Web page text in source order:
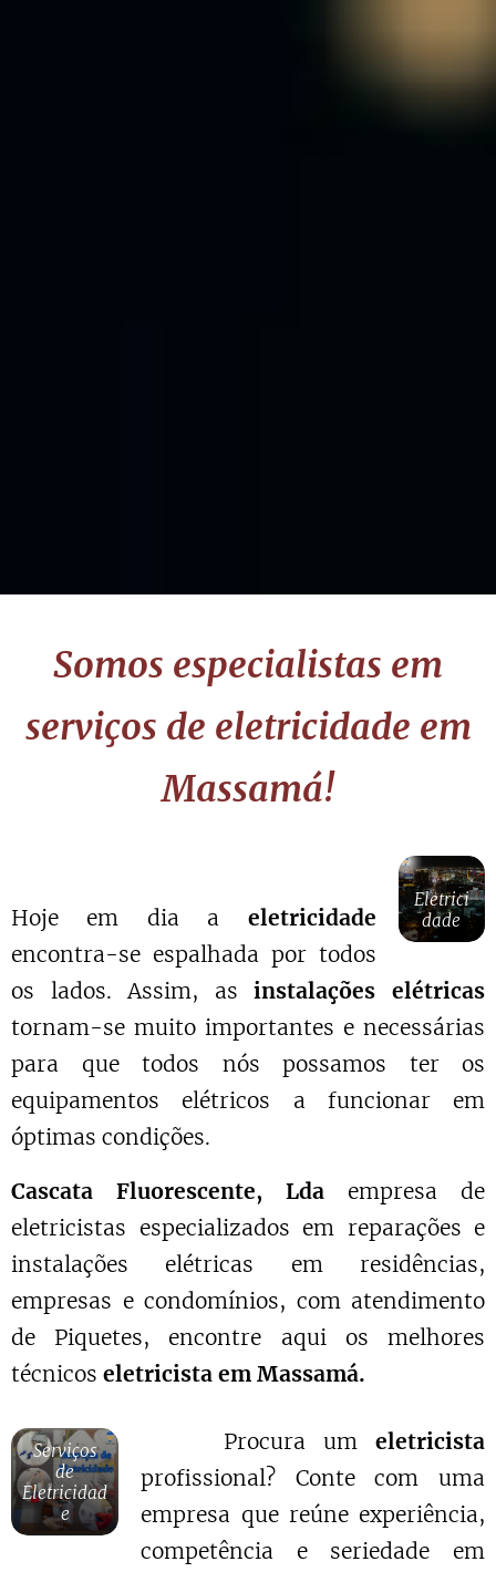
Somos especialistas em
serviços de eletricidade em
Massamá!
Eletrici
dade
Hoje em dia a eletricidade
encontra-se espalhada por todos
os lados. Assim, asinstalações elétricas
tornam-se muito importantes e necessárias
para que todos nós possamos ter os
equipamentos elétricos a funcionar em
óptimas condições.
Cascata Fluorescente, Lda empresa de
eletricistas especializados em reparações e
instalações elétricas em residências,
empresas e condomínios, com atendimento
de Piquetes, encontre aqui os melhores
técnicos eletricista em Massamá.
Serviços
de
Eletricidad
e
Procura umeletricista
profissional? Conte com uma
empresa que reúne experiência,
competência e seriedade em